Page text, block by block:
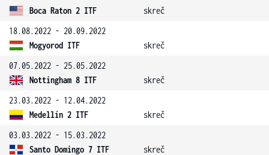
Boca Raton 2 ITF
skreč
18.08.2022 - 20.09.2022
Mogyorod ITF
skreč
07.05.2022 - 25.05.2022
Nottingham 8 ITF
skreč
23.03.2022 - 12.04.2022
Medellín 2 ITF
skreč
03.03.2022 - 15.03.2022
Santo Domingo 7 ITF
skreč